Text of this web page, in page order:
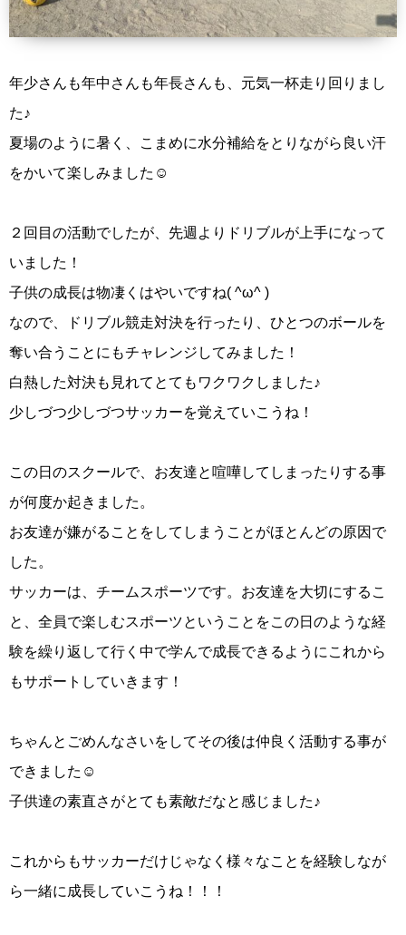
年少さんも年中さんも年長さんも、元気一杯走り回りまし
た♪
夏場のように暑く、こまめに水分補給をとりながら良い汗
をかいて楽しみました☺︎
２回目の活動でしたが、先週よりドリブルが上手になって
いました！
子供の成長は物凄くはやいですね( ^ω^ )
なので、ドリブル競走対決を行ったり、ひとつのボールを
奪い合うことにもチャレンジしてみました！
白熱した対決も見れてとてもワクワクしました♪
少しづつ少しづつサッカーを覚えていこうね！
この日のスクールで、お友達と喧嘩してしまったりする事
が何度か起きました。
お友達が嫌がることをしてしまうことがほとんどの原因で
した。
サッカーは、チームスポーツです。お友達を大切にするこ
と、全員で楽しむスポーツということをこの日のような経
験を繰り返して行く中で学んで成長できるようにこれから
もサポートしていきます！
ちゃんとごめんなさいをしてその後は仲良く活動する事が
できました☺︎
子供達の素直さがとても素敵だなと感じました♪
これからもサッカーだけじゃなく様々なことを経験しなが
ら一緒に成長していこうね！！！